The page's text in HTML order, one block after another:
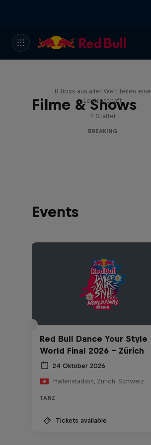
Filme & Shows
B-Boys aus aller Welt teilen eine
Leidenschaft
2 Staffel
BREAKING
Events
Red Bull Dance Your Style
World Final 2026 - Zürich
24 Oktober 2026
Hallenstadion, Zürich, Schweiz
TANZ
Tickets available